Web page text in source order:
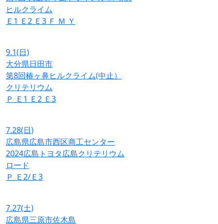
ヒルクライム
Ｅ1 Ｅ2 Ｅ3 Ｆ Ｍ Ｙ
9.1(日)
大分県日田市
第8回椿ヶ鼻ヒルクライム(中止）
クリテリウム
Ｐ Ｅ1 Ｅ2 Ｅ3
7.28(日)
広島県広島市西区商工センター
2024広島トヨタ広島クリテリウム
ロード
Ｐ Ｅ2/Ｅ3
7.27(土)
広島県三原市佐木島